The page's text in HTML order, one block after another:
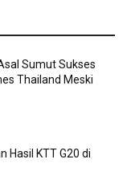
Sumut Sukses
Thailand Meski
Hasil KTT G20 di